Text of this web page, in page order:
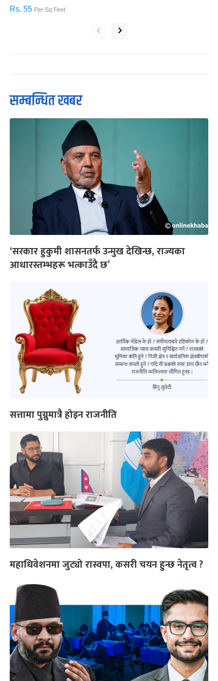
Rs. 55 Per Sq.Feet
‹ ›
सम्बन्धित खबर
‘सरकार हुकुमी शासनतर्फ उन्मुख देखिन्छ, राज्यका
आधारस्तम्भहरू भत्काउँदै छ’
सत्तामा पुग्नुमात्रै होइन राजनीति
महाधिवेशनमा जुट्यो रास्वपा, कसरी चयन हुन्छ नेतृत्व ?